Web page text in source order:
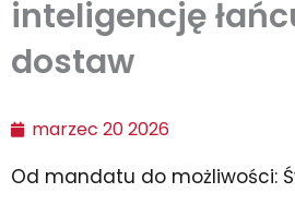
inteligencję
dostaw
marzec 20 2026
Od mandatu do możliwości: